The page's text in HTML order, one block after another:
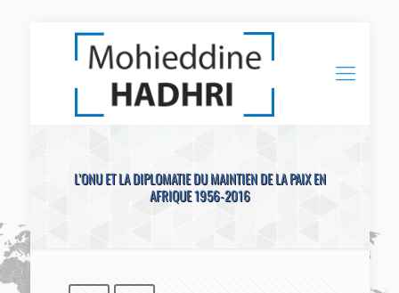
L’ONU ET LA DIPLOMATIE DU MAINTIEN DE LA PAIX EN
AFRIQUE 1956-2016